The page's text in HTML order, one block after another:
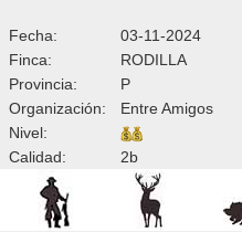
Fecha:
03-11-2024
Finca:
RODILLA
Provincia:
P
Organización:
Entre Amigos
Nivel:
Calidad:
2b